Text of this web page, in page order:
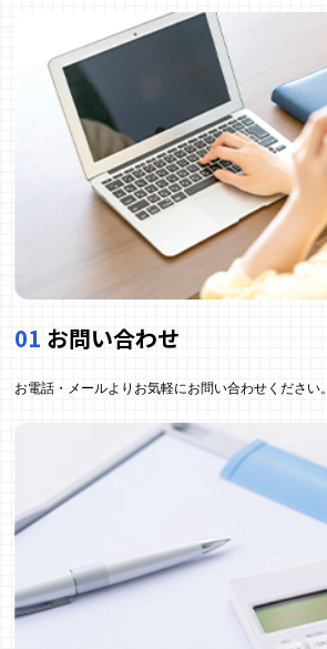
01 お問い合わせ
お電話・メールよりお気軽にお問い合わせください。